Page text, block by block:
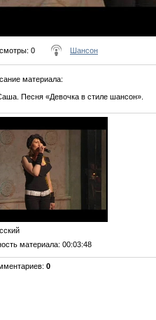
: 0 Шансон
материала:
Песня «Девочка в стиле шансон».
материала: 00:03:48
: 0